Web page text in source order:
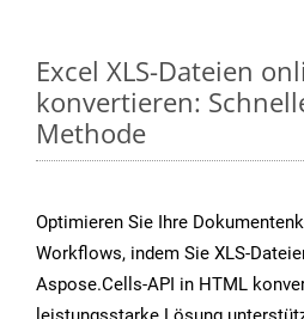
Excel XLS-Dateien
konvertieren:
Methode
Optimieren Sie Ihre
Workflows, indem Sie XLS-
Aspose.Cells-API in HTML